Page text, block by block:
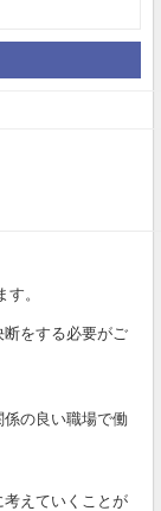
。
をする必要がご
の良い職場で働
えていくことが